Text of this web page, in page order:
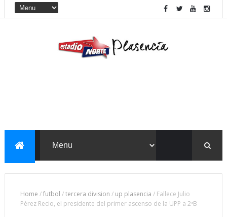
Home /futbol /tercera division / up plasencia / Fallece Julio
Pérez Recio, el presidente del primer ascenso de la UPP a 2ªB